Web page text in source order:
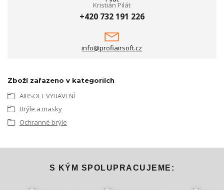
Kristián Pilát
+420 732 191 226
info@profiairsoft.cz
Zboží zařazeno v kategoriích
AIRSOFT VYBAVENÍ
Brýle a masky
Ochranné brýle
S KÝM SPOLUPRACUJEME: